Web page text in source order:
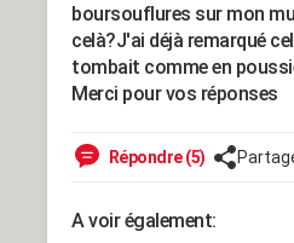
boursouflures sur mon
celà?J'ai déjà remarqué
tombait comme en
Merci pour vos réponses
Répondre (5)
A voir également: